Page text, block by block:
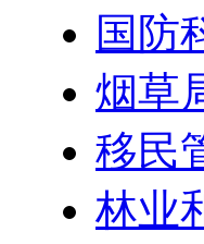
国防
烟草
移民
林业